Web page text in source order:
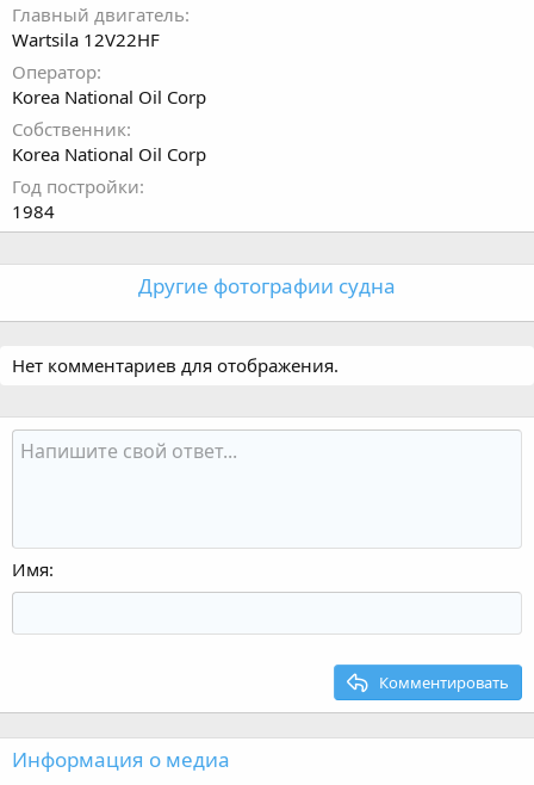
Главный двигатель
Wartsila 12V22HF
Оператор
Korea National Oil Corp
Собственник
Korea National Oil Corp
Год постройки
1984
Другие фотографии судна
Нет комментариев для отображения.
Имя
Комментировать
Информация о медиа